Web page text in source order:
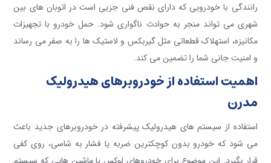
رانندگی با خودرویی که دارای نقص فنی جزیی است در اتوبان های بین
شهری می تواند منجر به حوادث ناگواری شود. حمل خودرو با تجهیزات
مکانیزه، استهلاک قطعاتی مثل گیربکس و لاستیک ها را به صفر می رساند
و امنیت جانی شما را تضمین می کند.
اهمیت استفاده از خودروبرهای هیدرولیک
مدرن
استفاده از سیستم های هیدرولیک پیشرفته در خودروبرهای جدید باعث
می شود که خودرو بدون کوچکترین ضربه یا فشار به شاسی، روی کفی